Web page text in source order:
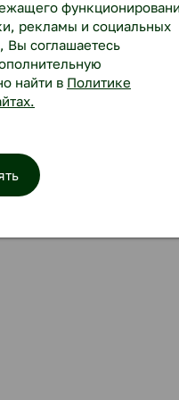
рекламы и социальных
Вы соглашаетесь
найти в Политике